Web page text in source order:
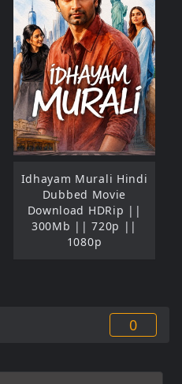
Idhayam Murali Hindi
Dubbed Movie
Download HDRip ||
300Mb || 720p ||
1080p
0